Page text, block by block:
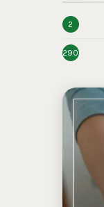
2
290